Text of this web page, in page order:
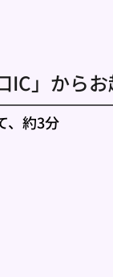
IC」から
、約3分